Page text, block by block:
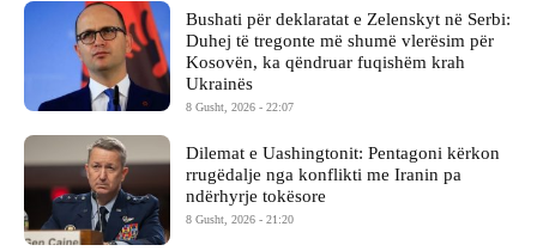
Bushati për deklaratat e Zelenskyt në Serbi:
Duhej të tregonte më shumë vlerësim për
Kosovën, ka qëndruar fuqishëm krah
Ukrainës
8 Gusht, 2026 - 22:07
Dilemat e Uashingtonit: Pentagoni kërkon
rrugëdalje nga konflikti me Iranin pa
ndërhyrje tokësore
8 Gusht, 2026 - 21:20